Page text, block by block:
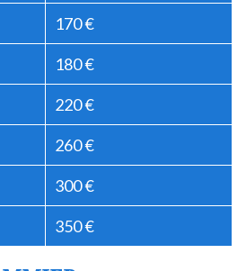
170 €
180 €
220 €
260 €
300 €
350 €